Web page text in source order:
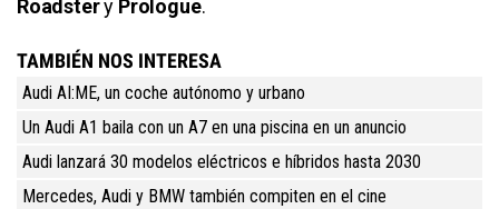
Roadstery Prologue.
TAMBIÉN NOS INTERESA
Audi AI:ME, un coche autónomo y urbano
Un Audi A1 baila con un A7 en una piscina en un anuncio
Audi lanzará 30 modelos eléctricos e híbridos hasta 2030
Mercedes, Audi y BMW también compiten en el cine